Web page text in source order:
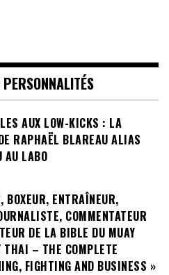
AUX LOW-KICKS : LA
RAPHAËL BLAREAU ALIAS
AU LABO
BOXEUR, ENTRAÎNEUR,
COMMENTATEUR
DE LA BIBLE DU MUAY
– THE COMPLETE
FIGHTING AND BUSINESS »